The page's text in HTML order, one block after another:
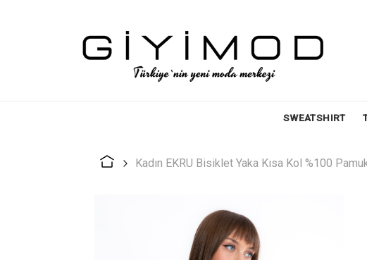
SWEATSHIRT
Kadın EKRU Bisiklet Yaka Kısa Kol %100